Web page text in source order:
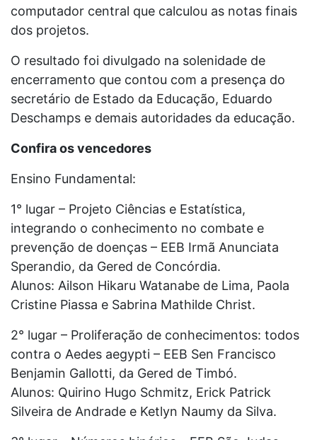
computador central que calculou as notas finais
dos projetos.
O resultado foi divulgado na solenidade de
encerramento que contou com a presença do
secretário de Estado da Educação, Eduardo
Deschamps e demais autoridades da educação.
Confira os vencedores
Ensino Fundamental:
1° lugar – Projeto Ciências e Estatística,
integrando o conhecimento no combate e
prevenção de doenças – EEB Irmã Anunciata
Sperandio, da Gered de Concórdia.
Alunos: Ailson Hikaru Watanabe de Lima, Paola
Cristine Piassa e Sabrina Mathilde Christ.
2° lugar – Proliferação de conhecimentos: todos
contra o Aedes aegypti – EEB Sen Francisco
Benjamin Gallotti, da Gered de Timbó.
Alunos: Quirino Hugo Schmitz, Erick Patrick
Silveira de Andrade e Ketlyn Naumy da Silva.